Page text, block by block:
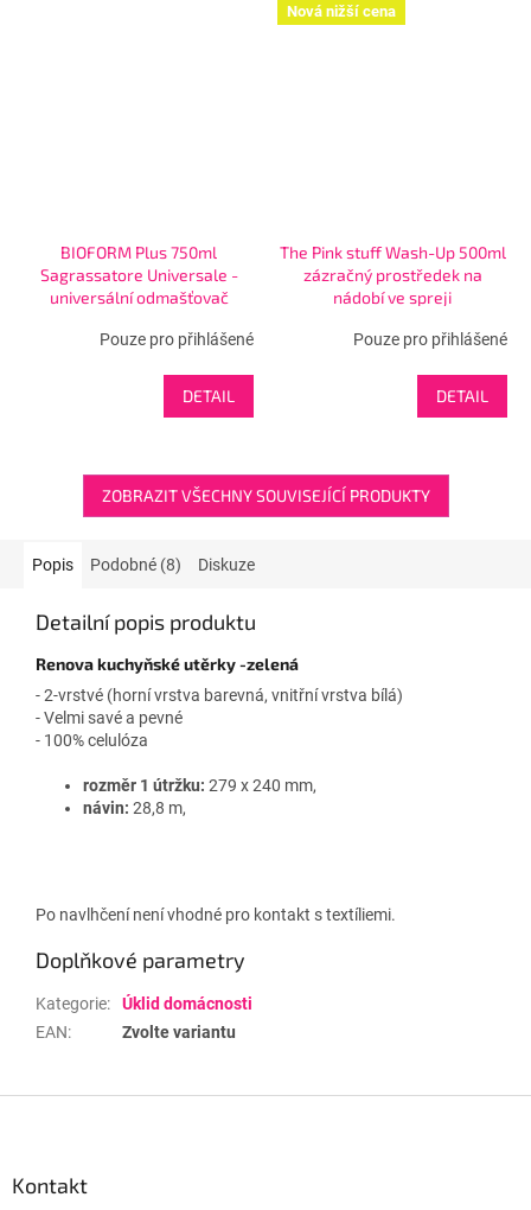
BIOFORM Plus 750ml
Sagrassatore Universale -
universální odmašťovač
Pouze pro přihlášené
DETAIL
Nová nižší cena
The Pink stuff Wash-Up 500ml
zázračný prostředek na
nádobí ve spreji
Pouze pro přihlášené
DETAIL
ZOBRAZIT VŠECHNY SOUVISEJÍCÍ PRODUKTY
Popis Podobné (8) Diskuze
Detailní popis produktu
Renova kuchyňské utěrky -zelená
- 2-vrstvé (horní vrstva barevná, vnitřní vrstva bílá)
- Velmi savé a pevné
- 100% celulóza
rozměr 1 útržku: 279 x 240 mm,
návin: 28,8 m,
Po navlhčení není vhodné pro kontakt s textíliemi.
Doplňkové parametry
Kategorie:
Úklid domácnosti
EAN: Zvolte variantu
Kontakt